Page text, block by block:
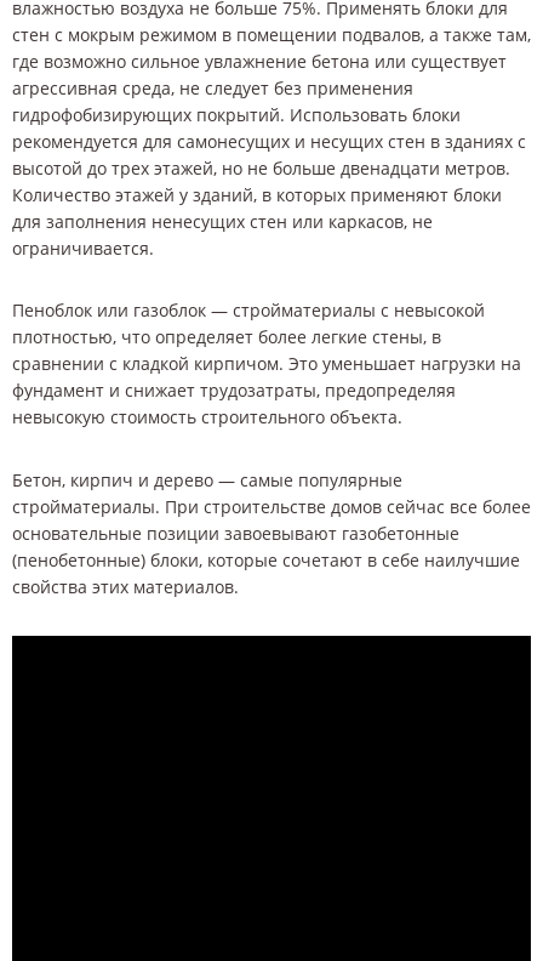
влажностью воздуха не больше 75%. Применять блоки для
стен с мокрым режимом в помещении подвалов, а также там,
где возможно сильное увлажнение бетона или существует
агрессивная среда, не следует без применения
гидрофобизирующих покрытий. Использовать блоки
рекомендуется для самонесущих и несущих стен в зданиях с
высотой до трех этажей, но не больше двенадцати метров.
Количество этажей у зданий, в которых применяют блоки
для заполнения ненесущих стен или каркасов, не
ограничивается.
Пеноблок или газоблок — стройматериалы с невысокой
плотностью, что определяет более легкие стены, в
сравнении с кладкой кирпичом. Это уменьшает нагрузки на
фундамент и снижает трудозатраты, предопределяя
невысокую стоимость строительного объекта.
Бетон, кирпич и дерево — самые популярные
стройматериалы. При строительстве домов сейчас все более
основательные позиции завоевывают газобетонные
(пенобетонные) блоки, которые сочетают в себе наилучшие
свойства этих материалов.